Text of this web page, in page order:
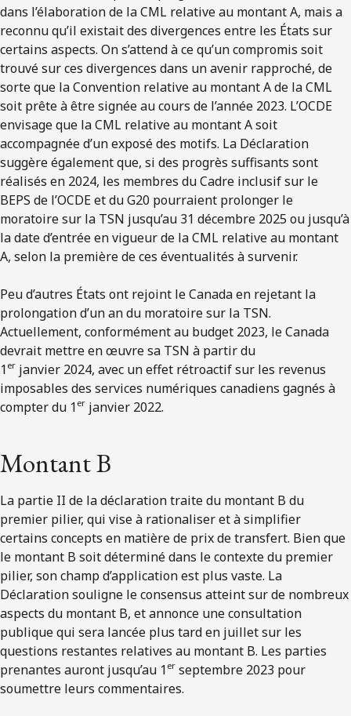
dans l’élaboration de la CML relative au montant A, mais a
reconnu qu’il existait des divergences entre les États sur
certains aspects. On s’attend à ce qu’un compromis soit
trouvé sur ces divergences dans un avenir rapproché, de
sorte que la Convention relative au montant A de la CML
soit prête à être signée au cours de l’année 2023. L’OCDE
envisage que la CML relative au montant A soit
accompagnée d’un exposé des motifs. La Déclaration
suggère également que, si des progrès suffisants sont
réalisés en 2024, les membres du Cadre inclusif sur le
BEPS de l’OCDE et du G20 pourraient prolonger le
moratoire sur la TSN jusqu’au 31 décembre 2025 ou jusqu’à
la date d’entrée en vigueur de la CML relative au montant
A, selon la première de ces éventualités à survenir.
Peu d’autres États ont rejoint le Canada en rejetant la
prolongation d’un an du moratoire sur la TSN.
Actuellement, conformément au budget 2023, le Canada
devrait mettre en œuvre sa TSN à partir du
1 er janvier 2024, avec un effet rétroactif sur les revenus
imposables des services numériques canadiens gagnés à
compter du 1 er janvier 2022.
Montant B
La partie II de la déclaration traite du montant B du
premier pilier, qui vise à rationaliser et à simplifier
certains concepts en matière de prix de transfert. Bien que
le montant B soit déterminé dans le contexte du premier
pilier, son champ d’application est plus vaste. La
Déclaration souligne le consensus atteint sur de nombreux
aspects du montant B, et annonce une consultation
publique qui sera lancée plus tard en juillet sur les
questions restantes relatives au montant B. Les parties
prenantes auront jusqu’au 1 er septembre 2023 pour
soumettre leurs commentaires.